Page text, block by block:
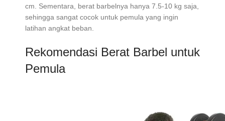
cm. Sementara, berat barbelnya hanya 7.5-10 kg saja,
sehingga sangat cocok untuk pemula yang ingin
latihan angkat beban.
Rekomendasi Berat Barbel untuk
Pemula